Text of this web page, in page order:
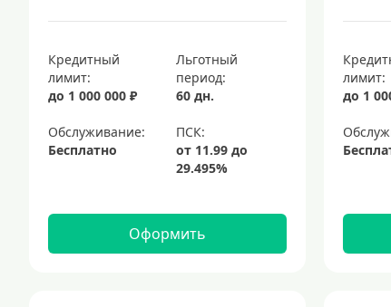
Кредитный
лимит:
до 1 000 000 ₽
Льготный
период:
60 дн.
Обслуживание:
Бесплатно
Оформить
лимит:
до 1